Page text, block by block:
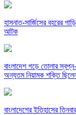
হাসনাত-সার্জিসের বহরের
আটক
বাংলাদেশ গড়ে তোলার
অন্যতম নিয়ামক শক্তি
বাংলাদেশের ইতিহাসের